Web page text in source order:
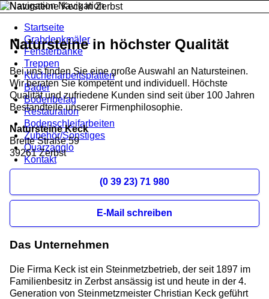
Navigation
Startseite
Grabdenkmäler
Fensterbänke
Treppen
Küchenarbeitsplatten
Bäder
Bodenbelag
Restauration
Bodenschleifarbeiten
Zubehör/Sonstiges
Quarzagglo
Kontakt
Natursteine in höchster Qualität
Bei uns finden Sie eine große Auswahl an Natursteinen.
Wir beraten Sie kompetent und individuell. Höchste
Qualität und zufriedene Kunden sind seit über 100 Jahren
Bestandteile unserer Firmenphilosophie.
Natursteine Keck
Breite Straße 59
39261 Zerbst
(0 39 23) 71 980
E-Mail schreiben
Das Unternehmen
Die Firma Keck ist ein Steinmetzbetrieb, der seit 1897 im
Familienbesitz in Zerbst ansässig ist und heute in der 4.
Generation von Steinmetzmeister Christian Keck geführt